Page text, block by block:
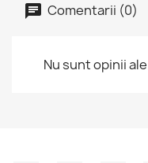
Comentarii (0)
Nu sunt opinii